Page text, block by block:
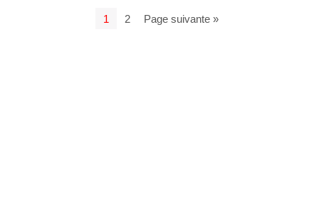
1 2 Page suivante »